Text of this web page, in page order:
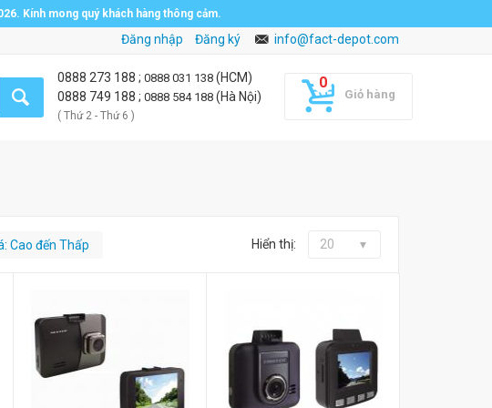
Kính mong quý khách hàng thông cảm.
Đăng nhập Đăng ký info@fact-depot.com
Giỏ hàng
0888 273 188 ; 0888 031 138 (HCM)
0888 749 188 ; 0888 584 188 (Hà Nội)
( Thứ 2 - Thứ 6 )
Hiển thị: 20
Cao đến Thấp